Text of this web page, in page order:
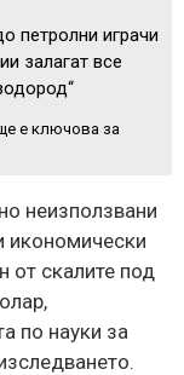
петролни играчи
залагат все
е ключова за
неизползвани
икономически
от скалите под
по науки за